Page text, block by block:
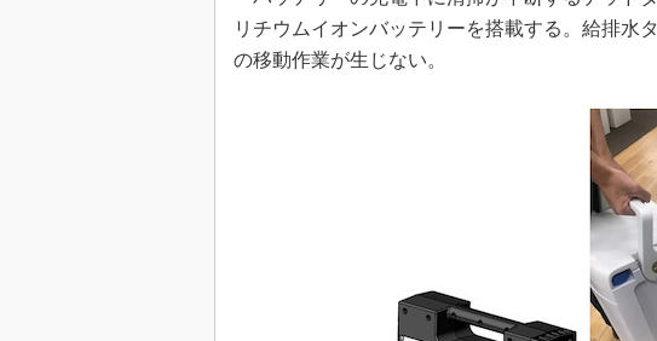
リチウムイオンバッテリーを搭載する。給排水
の移動作業が生じない。